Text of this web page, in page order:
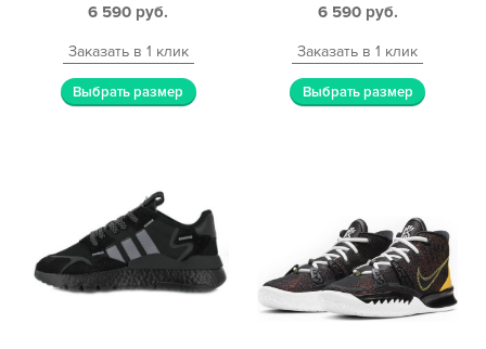
6 590 руб.
Заказать в 1 клик
Выбрать размер
6 590 руб.
Заказать в 1 клик
Выбрать размер